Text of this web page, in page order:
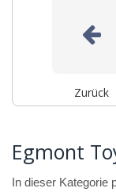
Zurück
Egmont
In dieser Kategorie